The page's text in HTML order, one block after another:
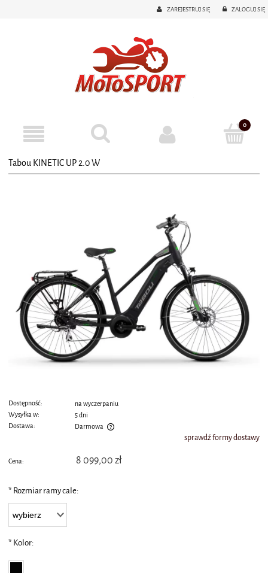
ZAREJESTRUJ SIĘ ZALOGUJ SIĘ
Tabou KINETIC UP 2.0 W
Dostępność:
na wyczerpaniu
Wysyłka w:
5 dni
Dostawa:
Darmowa
sprawdź formy dostawy
Cena: 8 099,00 zł
* Rozmiar ramy cale:
* Kolor: